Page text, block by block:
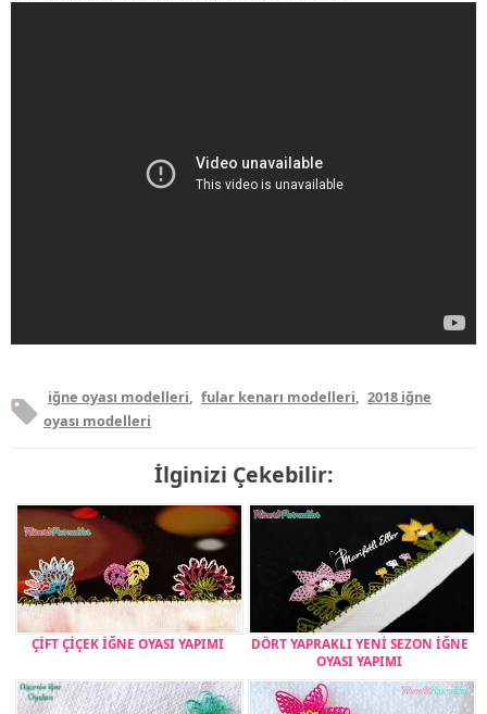
iğne oyası modelleri, fular kenarı modelleri, 2018 iğne
oyası modelleri
İlginizi Çekebilir:
ÇİFT ÇİÇEK İĞNE OYASI YAPIMI
DÖRT YAPRAKLI YENİ SEZON İĞNE
OYASI YAPIMI